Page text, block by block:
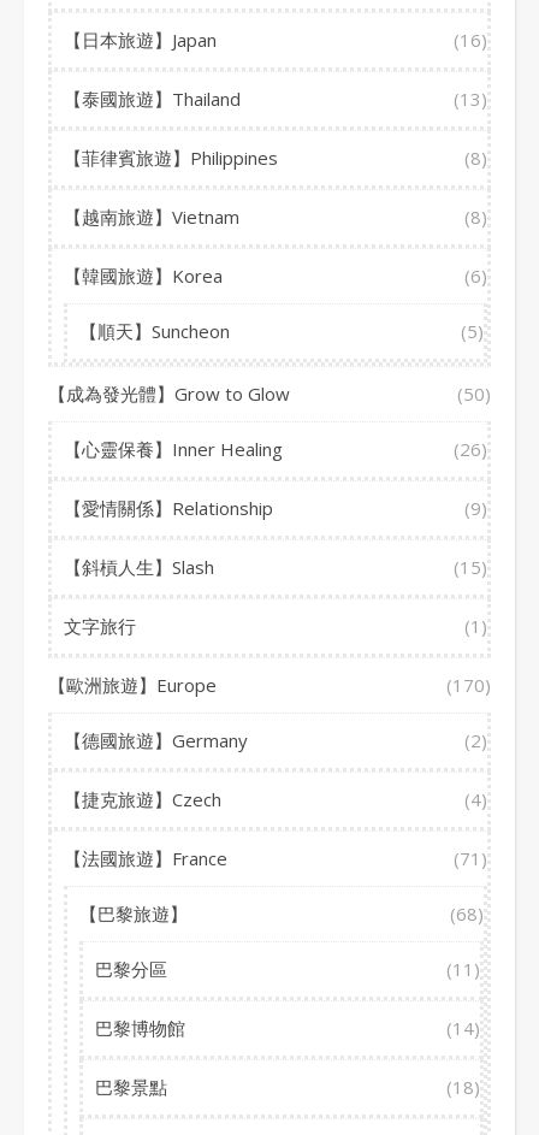
【日本旅遊】Japan (16)
【泰國旅遊】Thailand (13)
【菲律賓旅遊】Philippines (8)
【越南旅遊】Vietnam (8)
【韓國旅遊】Korea (6)
【順天】Suncheon (5)
【成為發光體】Grow to Glow (50)
【心靈保養】Inner Healing (26)
【愛情關係】Relationship (9)
【斜槓人生】Slash (15)
文字旅行 (1)
【歐洲旅遊】Europe (170)
【德國旅遊】Germany (2)
【捷克旅遊】Czech (4)
【法國旅遊】France (71)
【巴黎旅遊】 (68)
巴黎分區 (11)
巴黎博物館 (14)
巴黎景點 (18)